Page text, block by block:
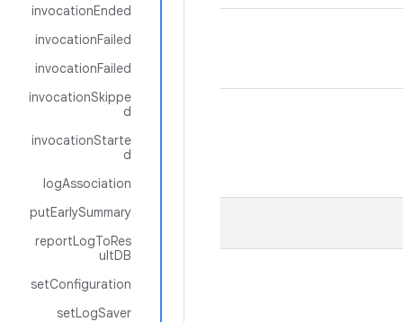
invocationEnded
invocationFailed
invocationFailed
invocationSkippe
d
invocationStarte
d
logAssociation
putEarlySummary
reportLogToRes
ultDB
setConfiguration
setLogSaver